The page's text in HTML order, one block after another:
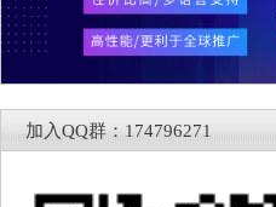
加入QQ群：174796271